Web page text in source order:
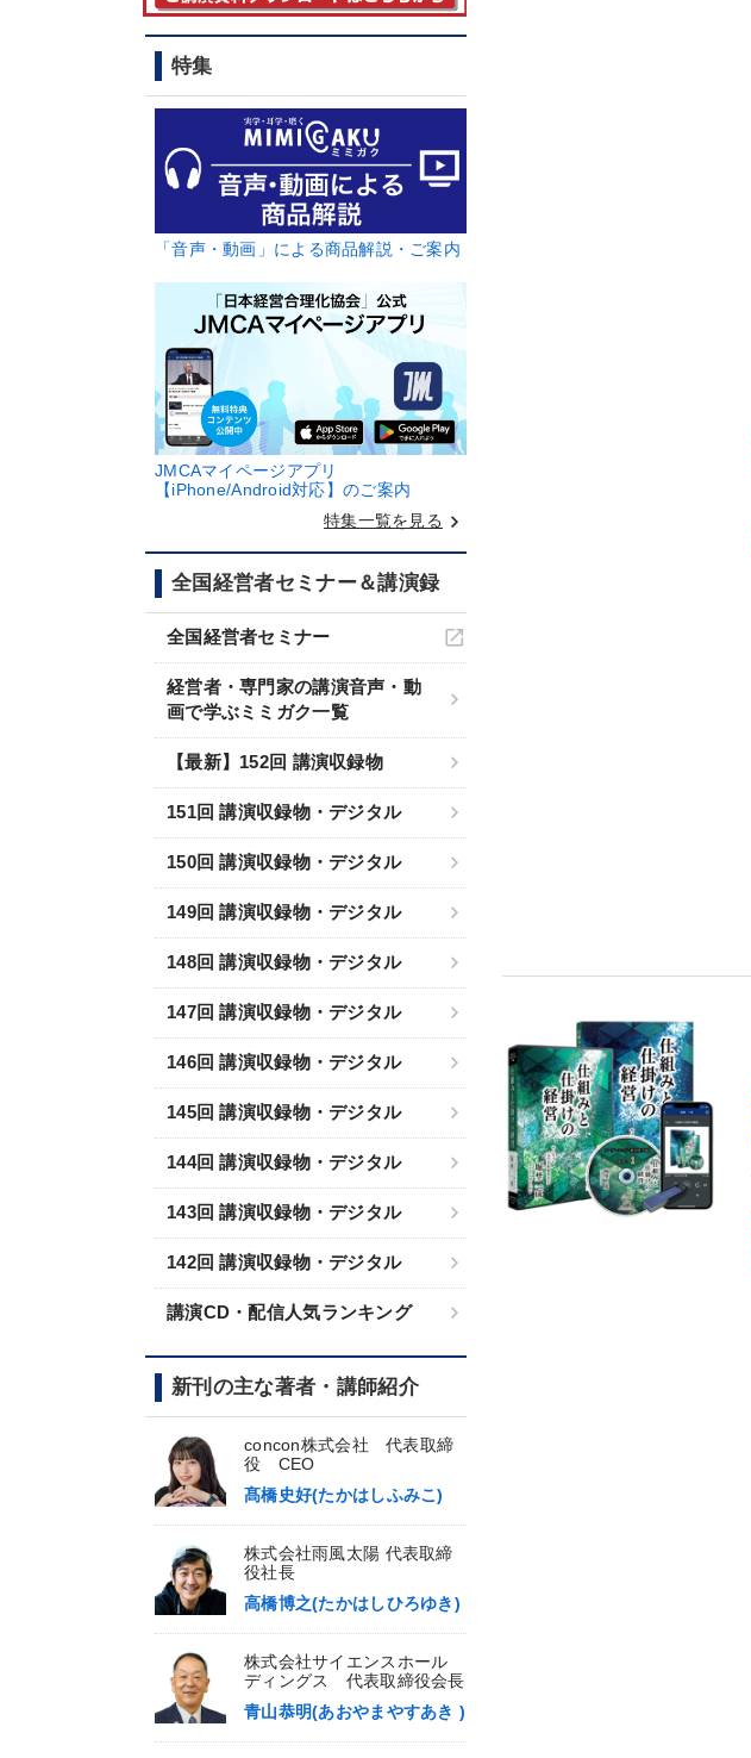
特集
「音声・動画」による商品解説・ご案内
JMCAマイページアプリ
【iPhone/Android対応】のご案内
特集一覧を見る keyboard_arrow_right
全国経営者セミナー＆講演録
全国経営者セミナー
経営者・専門家の講演音声・動
画で学ぶミミガク一覧
【最新】152回 講演収録物
151回 講演収録物・デジタル
150回 講演収録物・デジタル
149回 講演収録物・デジタル
148回 講演収録物・デジタル
147回 講演収録物・デジタル
146回 講演収録物・デジタル
145回 講演収録物・デジタル
144回 講演収録物・デジタル
143回 講演収録物・デジタル
142回 講演収録物・デジタル
講演CD・配信人気ランキング
新刊の主な著者・講師紹介
concon株式会社 代表取締
役 CEO
髙橋史好(たかはしふみこ)
株式会社雨風太陽 代表取締
役社長
高橋博之(たかはしひろゆき)
株式会社サイエンスホール
ディングス 代表取締役会長
青山恭明(あおやまやすあき )